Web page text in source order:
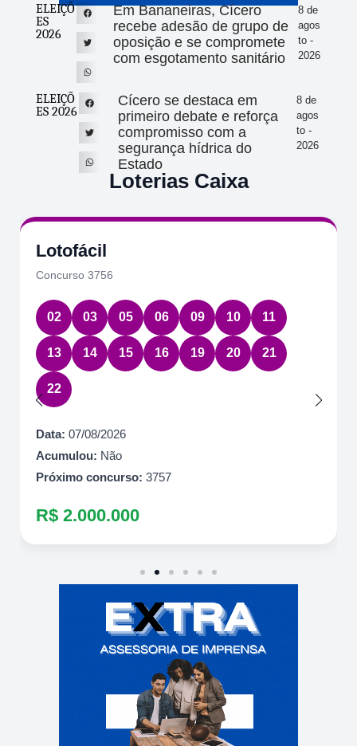
ELEIÇÕ
ES
2026
Em Bananeiras, Cícero
recebe adesão de grupo de
oposição e se compromete
com esgotamento sanitário
8 de
agos
to -
2026
ELEIÇÕ
ES 2026
Cícero se destaca em
primeiro debate e reforça
compromisso com a
segurança hídrica do
Estado
8 de
agos
to -
2026
Loterias Caixa
Lotofácil
Concurso 3756
02 03 05 06 09 10 11
13 14 15 16 19 20 21
22
Data: 07/08/2026
Acumulou: Não
Próximo concurso: 3757
R$ 2.000.000